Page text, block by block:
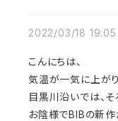
2022/03/18 19:05
こんにちは、
気温が一気に上が
目黒川沿いでは、そ
お陰様でBIBの新作